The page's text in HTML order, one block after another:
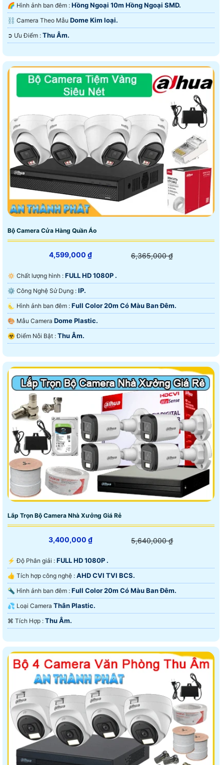
🌈 Hình ảnh ban đêm : Hồng Ngoại 10m Hồng Ngoại SMD.
⛓ Camera Theo Mẫu Dome Kim loại.
️➲ Ưu Điểm : Thu Âm.
Bộ Camera Cửa Hàng Quần Áo
4,599,000 ₫ 6,365,000 ₫
🔅 Chất lượng hình : FULL HD 1080P .
⚙ Công Nghệ Sử Dụng : IP.
🌜 Hình ảnh ban đêm : Full Color 20m Có Màu Ban Ðêm.
🎨 Mẫu Camera Dome Plastic.
️☣️ Điểm Nỗi Bật : Thu Âm.
Lắp Trọn Bộ Camera Nhà Xưởng Giá Rẻ
3,400,000 ₫ 5,640,000 ₫
️⚡ Độ Phân giải : FULL HD 1080P .
👍 Tích hợp công nghệ : AHD CVI TVI BCS.
🔦 Hình ảnh ban đêm : Full Color 20m Có Màu Ban Ðêm.
💦 Loại Camera Thân Plastic.
️⌘ Tích Hợp : Thu Âm.